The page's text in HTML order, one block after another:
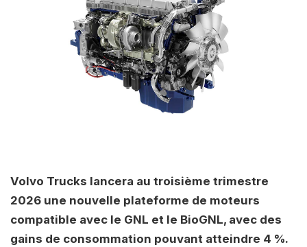
Volvo Trucks lancera au troisième trimestre
2026 une nouvelle plateforme de moteurs
compatible avec le GNL et le BioGNL, avec des
gains de consommation pouvant atteindre 4 %.